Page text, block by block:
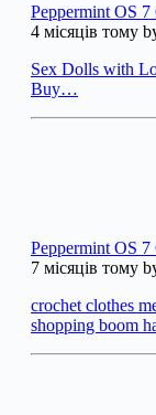
Peppermint OS
4 місяців тому
Sex Dolls with
Buy…
Peppermint OS
7 місяців тому
crochet clothes
shopping boom